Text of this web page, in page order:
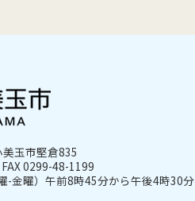
玉市堅倉835
0299-48-1199
-金曜）午前8時45分から午後4時30